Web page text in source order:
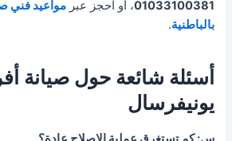
01033100381، أو احجز عبرمواعيد فني
بالباطنية.
أسئلة شائعة حول صيانة
يونيفرسال